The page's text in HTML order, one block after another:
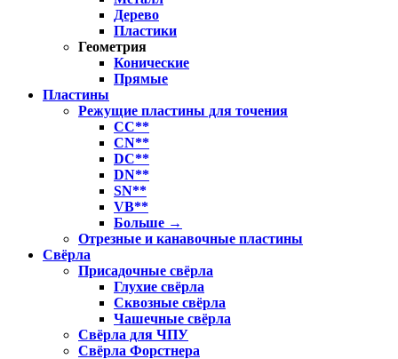
Дерево
Пластики
Геометрия
Конические
Прямые
Пластины
Режущие пластины для точения
CC**
CN**
DC**
DN**
SN**
VB**
Больше →
Отрезные и канавочные пластины
Свёрла
Присадочные свёрла
Глухие свёрла
Сквозные свёрла
Чашечные свёрла
Свёрла для ЧПУ
Свёрла Форстнера